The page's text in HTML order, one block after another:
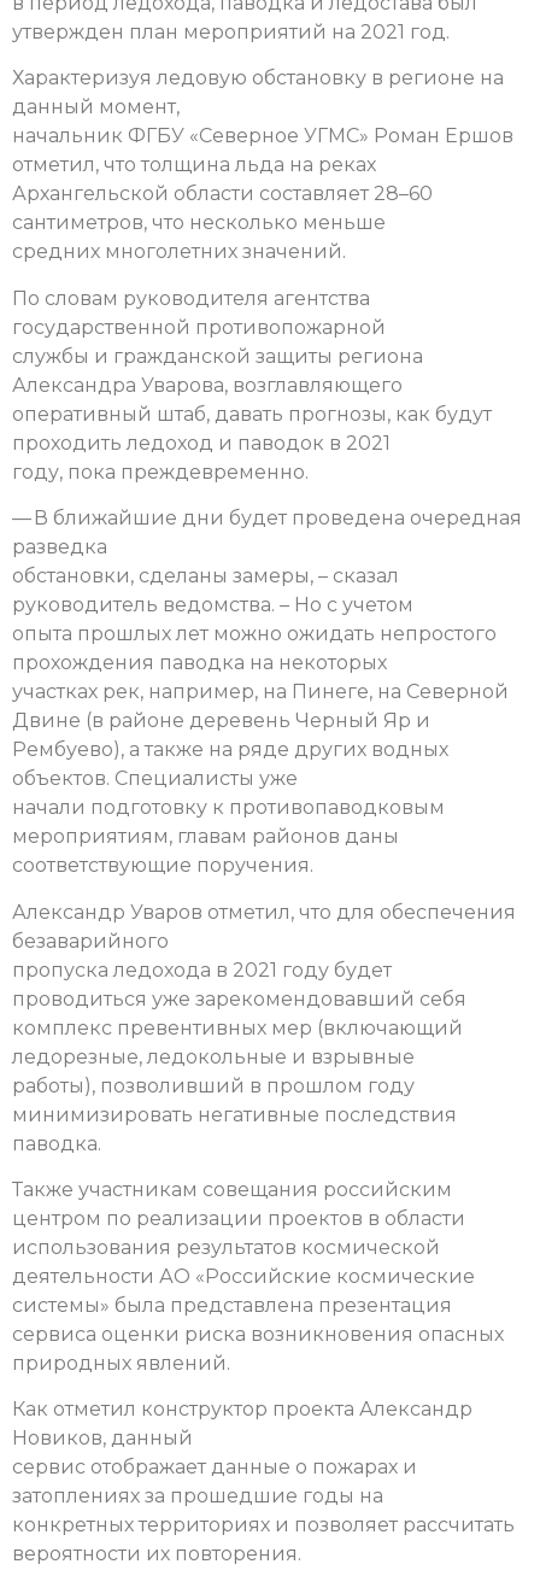
утвержден план мероприятий на 2021 год.
Характеризуя ледовую обстановку в регионе на
данный момент,
начальник ФГБУ «Северное УГМС» Роман Ершов
отметил, что толщина льда на реках
Архангельской области составляет 28–60
сантиметров, что несколько меньше
средних многолетних значений.
По словам руководителя агентства
государственной противопожарной
службы и гражданской защиты региона
Александра Уварова, возглавляющего
оперативный штаб, давать прогнозы, как будут
проходить ледоход и паводок в 2021
году, пока преждевременно.
— В ближайшие дни будет проведена очередная
разведка
обстановки, сделаны замеры, – сказал
руководитель ведомства. – Но с учетом
опыта прошлых лет можно ожидать непростого
прохождения паводка на некоторых
участках рек, например, на Пинеге, на Северной
Двине (в районе деревень Черный Яр и
Рембуево), а также на ряде других водных
объектов. Специалисты уже
начали подготовку к противопаводковым
мероприятиям, главам районов даны
соответствующие поручения.
Александр Уваров отметил, что для обеспечения
безаварийного
пропуска ледохода в 2021 году будет
проводиться уже зарекомендовавший себя
комплекс превентивных мер (включающий
ледорезные, ледокольные и взрывные
работы), позволивший в прошлом году
минимизировать негативные последствия
паводка.
Также участникам совещания российским
центром по реализации проектов в области
использования результатов космической
деятельности АО «Российские космические
системы» была представлена презентация
сервиса оценки риска возникновения опасных
природных явлений.
Как отметил конструктор проекта Александр
Новиков, данный
сервис отображает данные о пожарах и
затоплениях за прошедшие годы на
конкретных территориях и позволяет рассчитать
вероятности их повторения.